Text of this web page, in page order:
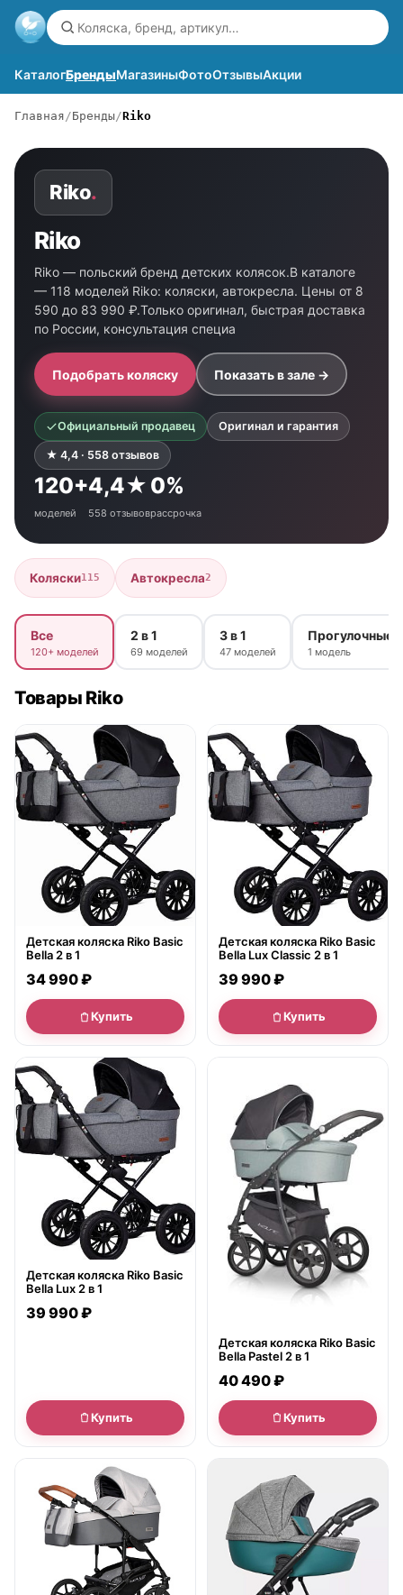
КаталогБрендыМагазиныФотоОтзывыАкции
Главная Бренды Riko
Riko.
Riko
Riko — польский бренд детских колясок.В каталоге
— 118 моделей Riko: коляски, автокресла. Цены от 8
590 до 83 990 ₽.Только оригинал, быстрая доставка
по России, консультация специа
Подобрать коляску Показать в зале →
Официальный продавец Оригинал и гарантия
★ 4,4 · 558 отзывов
120+
моделей
4,4★
558 отзывов
0%
рассрочка
Коляски115 Автокресла2
Все
120+ моделей
2 в 1
69 моделей
3 в 1
47 моделей
Прогулочные
1 модель
Товары Riko
● в наличии
Детская коляска Riko Basic
Bella 2 в 1
34 990 ₽
Купить
● в наличии
Детская коляска Riko Basic
Bella Lux Classic 2 в 1
39 990 ₽
Купить
● в наличии
Детская коляска Riko Basic
Bella Lux 2 в 1
39 990 ₽
Купить
Детская коляска Riko Basic
Bella Pastel 2 в 1
40 490 ₽
Купить
● в наличии